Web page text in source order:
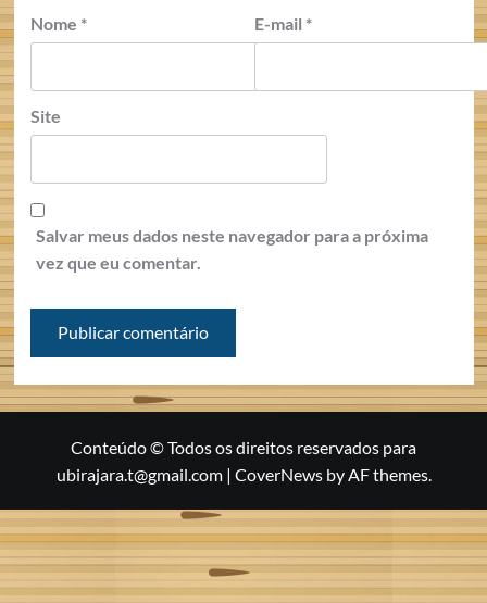
Nome * E-mail *
Site
Salvar meus dados neste navegador para a próxima
vez que eu comentar.
Conteúdo © Todos os direitos reservados para
ubirajara.t@gmail.com | CoverNewsby AF themes.